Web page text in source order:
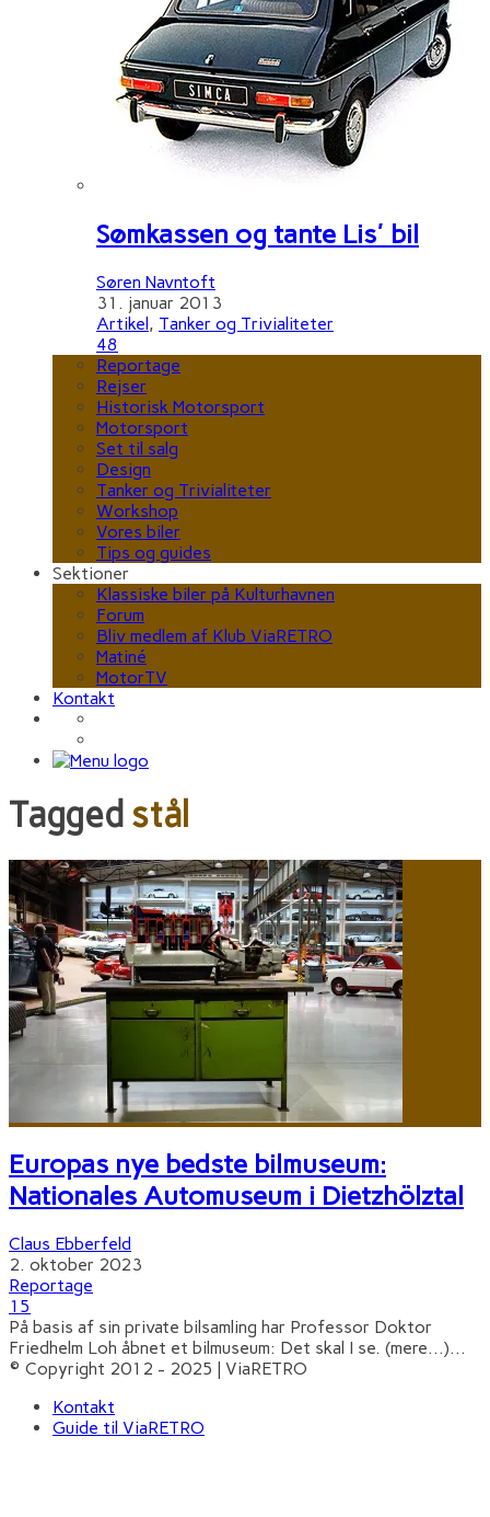
Sømkassen og tante Lis' bil
Søren Navntoft
31. januar 2013
Artikel, Tanker og Trivialiteter
48
Reportage
Rejser
Historisk Motorsport
Motorsport
Set til salg
Design
Tanker og Trivialiteter
Workshop
Vores biler
Tips og guides
Sektioner
Klassiske biler på Kulturhavnen
Forum
Bliv medlem af Klub ViaRETRO
Matiné
MotorTV
Kontakt
Tagged stål
Europas nye bedste bilmuseum:
Nationales Automuseum i Dietzhölztal
Claus Ebberfeld
2. oktober 2023
Reportage
15
På basis af sin private bilsamling har Professor Doktor
Friedhelm Loh åbnet et bilmuseum: Det skal I se. (mere…)...
© Copyright 2012 - 2025 | ViaRETRO
Kontakt
Guide til ViaRETRO